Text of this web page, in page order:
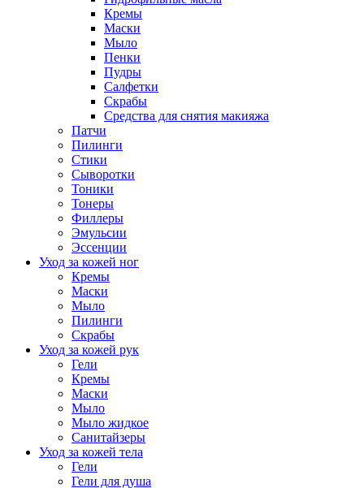
Кремы
Маски
Мыло
Пенки
Пудры
Салфетки
Скрабы
Средства для снятия макияжа
Патчи
Пилинги
Стики
Сыворотки
Тоники
Тонеры
Филлеры
Эмульсии
Эссенции
Уход за кожей ног
Кремы
Маски
Мыло
Пилинги
Скрабы
Уход за кожей рук
Гели
Кремы
Маски
Мыло
Мыло жидкое
Санитайзеры
Уход за кожей тела
Гели
Гели для душа